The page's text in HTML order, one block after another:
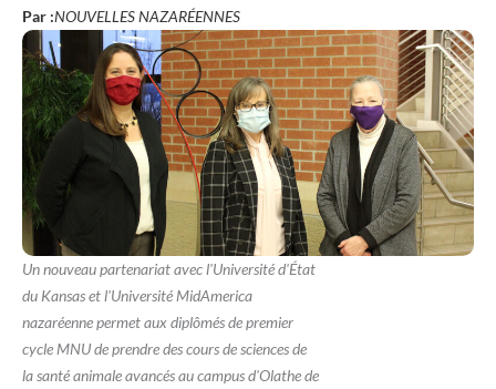
Par :NOUVELLES NAZARÉENNES
Un nouveau partenariat avec l'Université d'État
du Kansas et l'Université MidAmerica
nazaréenne permet aux diplômés de premier
cycle MNU de prendre des cours de sciences de
la santé animale avancés au campus d'Olathe de